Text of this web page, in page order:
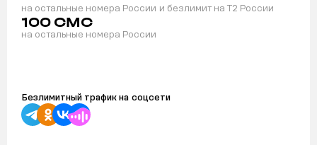
на остальные номера России и безлимит на T2 России
100 СМС
на остальные номера России
Безлимитный трафик на соцсети